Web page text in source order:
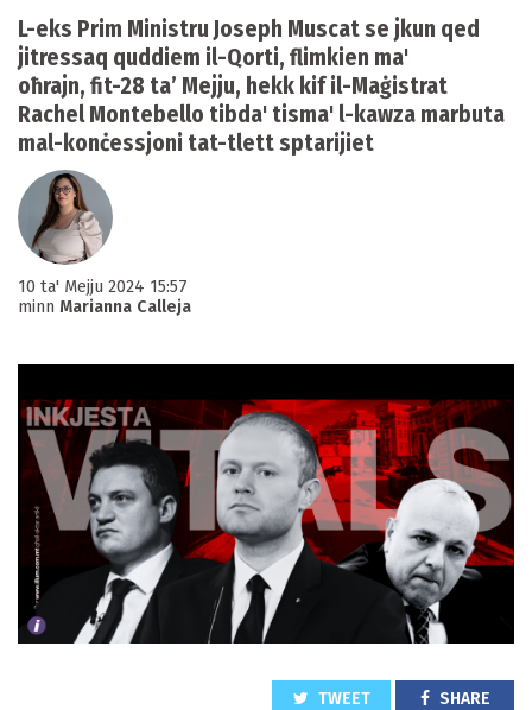
L-eks Prim Ministru Joseph Muscat se jkun qed
jitressaq quddiem il-Qorti, flimkien ma'
oħrajn, fit-28 ta’ Mejju, hekk kif il-Maġistrat
Rachel Montebello tibda' tisma' l-kawza marbuta
mal-konċessjoni tat-tlett sptarijiet
10 ta' Mejju 2024 15:57
minn Marianna Calleja
TWEET SHARE